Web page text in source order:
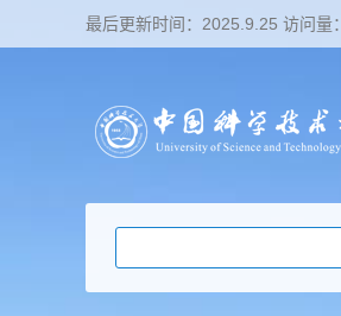
最后更新时间： 2025 9 25 访问量：